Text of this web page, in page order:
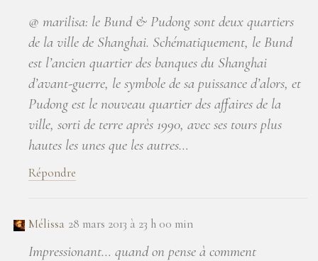
@ marilisa: le Bund & Pudong sont deux quartiers
de la ville de Shanghai. Schématiquement, le Bund
est l’ancien quartier des banques du Shanghai
d’avant-guerre, le symbole de sa puissance d’alors, et
Pudong est le nouveau quartier des affaires de la
ville, sorti de terre après 1990, avec ses tours plus
hautes les unes que les autres…
Répondre
Mélissa 28 mars 2013 à 23 h 00 min
Impressionant… quand on pense à comment